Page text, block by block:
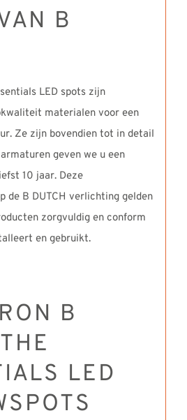
B
LED spots zijn
materialen voor een
Ze zijn bovendien tot in detail
geven we u een
10 jaar. Deze
de B DUTCH verlichting gelden
zorgvuldig en conform
en gebruikt.
B
LED